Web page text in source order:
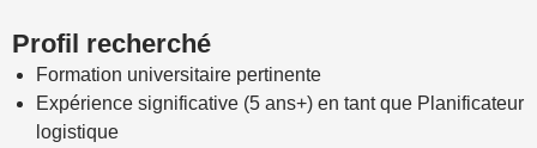
Profil recherché
Formation universitaire pertinente
Expérience significative (5 ans+) en tant que Planificateur
logistique